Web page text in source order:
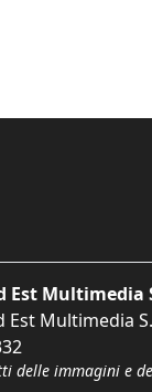
Est Multimedia
Est Multimedia
delle immagini e